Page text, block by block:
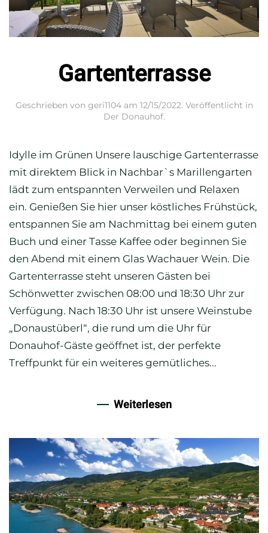
Gartenterrasse
Geschrieben von geri1104am 12/15/2022. Veröffentlicht in
Der Donauhof.
Idylle im Grünen Unsere lauschige Gartenterrasse
mit direktem Blick in Nachbar`s Marillengarten
lädt zum entspannten Verweilen und Relaxen
ein. Genießen Sie hier unser köstliches Frühstück,
entspannen Sie am Nachmittag bei einem guten
Buch und einer Tasse Kaffee oder beginnen Sie
den Abend mit einem Glas Wachauer Wein. Die
Gartenterrasse steht unseren Gästen bei
Schönwetter zwischen 08:00 und 18:30 Uhr zur
Verfügung. Nach 18:30 Uhr ist unsere Weinstube
„Donaustüberl“, die rund um die Uhr für
Donauhof-Gäste geöffnet ist, der perfekte
Treffpunkt für ein weiteres gemütliches...
Weiterlesen